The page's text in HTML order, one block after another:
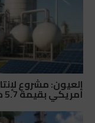
العيون: مشروع
أمريكي بقيمة 5.7 ملايين دولار